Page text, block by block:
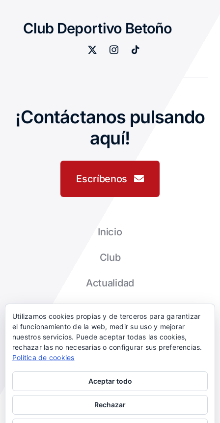
Club Deportivo Betoño
¡Contáctanos pulsando
aquí!
Escríbenos
Inicio
Club
Actualidad
Contacto
AVISO LEGAL POLITICA DE COOKIES + INFO COOKIES
Utilizamos cookies propias y de terceros para garantizar
el funcionamiento de la web, medir su uso y mejorar
nuestros servicios. Puede aceptar todas las cookies,
rechazar las no necesarias o configurar sus preferencias.
Política de cookies
Aceptar todo
Rechazar